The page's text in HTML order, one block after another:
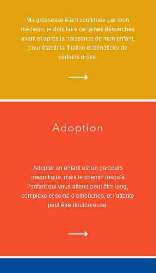
Ma grossesse étant confirmée par mon
médecin, je dois faire certaines démarches
avant et après la naissance de mon enfant,
pour établir la filiation et bénéficier de
certains droits.
Adoption
Adopter un enfant est un parcours
magnifique, mais le chemin jusqu’à
l’enfant qui vous attend peut être long,
complexe et semé d’embûches, et l’attente
peut être douloureuse.